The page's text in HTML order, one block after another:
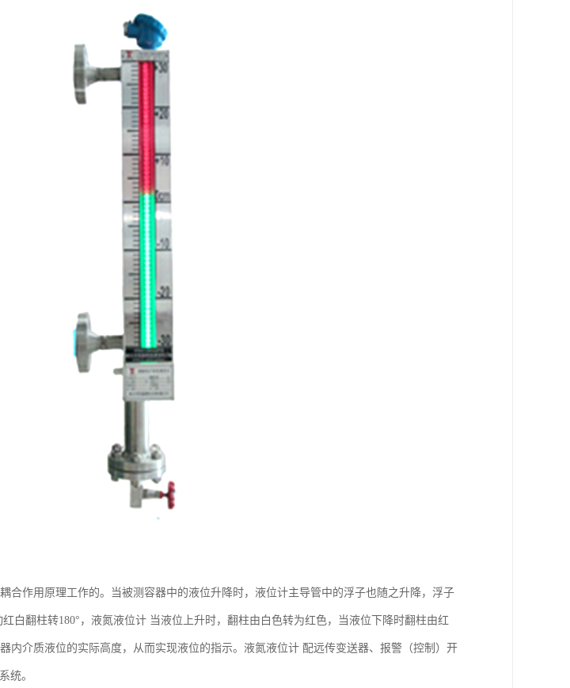
合作用原理工作的。当被测容器中的液位升降时，液位计主导管中的浮子也随之升降，浮子
白翻柱转180°，液氮液位计 当液位上升时，翻柱由白色转为红色，当液位下降时翻柱由红
内介质液位的实际高度，从而实现液位的指示。液氮液位计 配远传变送器、报警（控制）开
统。